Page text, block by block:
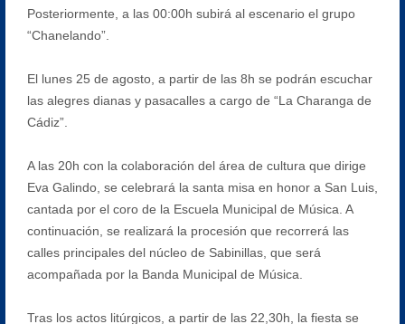
Posteriormente, a las 00:00h subirá al escenario el grupo
“Chanelando”.
El lunes 25 de agosto, a partir de las 8h se podrán escuchar
las alegres dianas y pasacalles a cargo de “La Charanga de
Cádiz”.
A las 20h con la colaboración del área de cultura que dirige
Eva Galindo, se celebrará la santa misa en honor a San Luis,
cantada por el coro de la Escuela Municipal de Música. A
continuación, se realizará la procesión que recorrerá las
calles principales del núcleo de Sabinillas, que será
acompañada por la Banda Municipal de Música.
Tras los actos litúrgicos, a partir de las 22,30h, la fiesta se